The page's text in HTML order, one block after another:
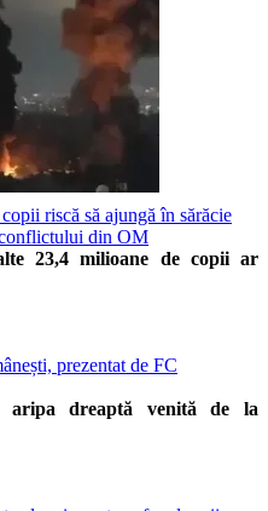
riscă să ajungă în sărăcie
din OM
23,4 milioane de copii ar
prezentat de FC
aripa dreaptă venită de la